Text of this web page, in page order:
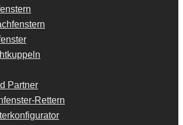
Partner
Rettern